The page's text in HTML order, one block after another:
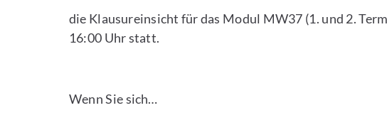
die Klausureinsicht für das Modul MW37 (1. und 2.
16:00 Uhr statt.
Wenn Sie sich…